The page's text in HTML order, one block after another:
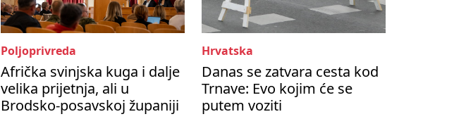
Poljoprivreda
Afrička svinjska kuga i dalje
velika prijetnja, ali u
Brodsko-posavskoj županiji
Hrvatska
Danas se zatvara cesta kod
Trnave: Evo kojim će se
putem voziti